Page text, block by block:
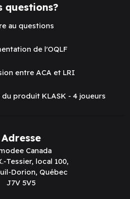
questions?
au questions
de l'OQLF
entre ACA et LRI
produit KLASK - 4 joueurs
Adresse
Canada
Tessier, local 100,
Dorion, Québec
J7V 5V5